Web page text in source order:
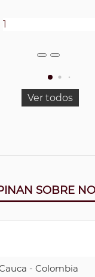
Ver todos
SOBRE
- Colombia